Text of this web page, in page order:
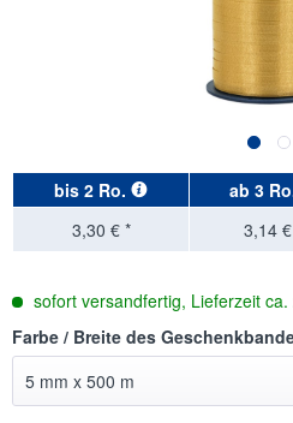
bis 2 Ro. ab 3
3,30 € *
3,14
sofort versandfertig, Lieferzeit
Farbe / Breite des